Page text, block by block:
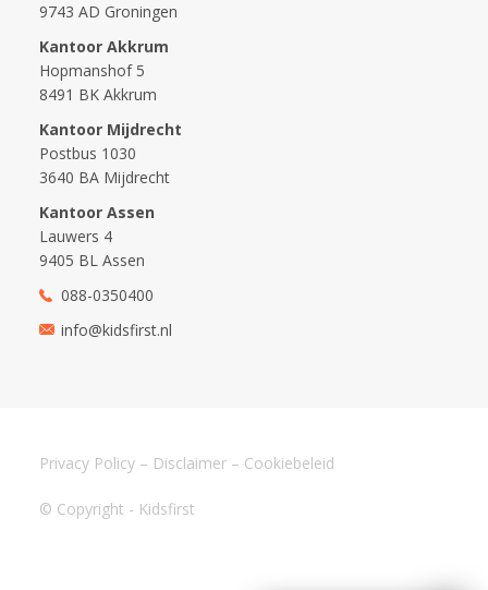
9743 AD Groningen
Kantoor Akkrum
Hopmanshof 5
8491 BK Akkrum
Kantoor Mijdrecht
Postbus 1030
3640 BA Mijdrecht
Kantoor Assen
Lauwers 4
9405 BL Assen
088-0350400
info@kidsfirst.nl
© Copyright - Kidsfirst
Privacy Policy – Disclaimer – Cookiebeleid